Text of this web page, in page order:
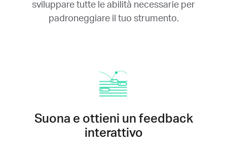
sviluppare tutte le abilità necessarie per
padroneggiare il tuo strumento.
Suona e ottieni un feedback
interattivo